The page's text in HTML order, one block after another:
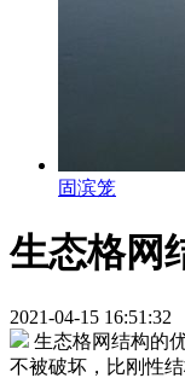
固滨笼
生态格网
2021-04-15 16:51:32
生态格网结构的
不被破坏，比刚性